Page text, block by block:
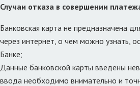
Случаи отказа в совершении
Банковская карта не предназначена
через интернет, о чем можно узнать,
Банке;
Данные банковской карты введены
ввода необходимо внимательно и